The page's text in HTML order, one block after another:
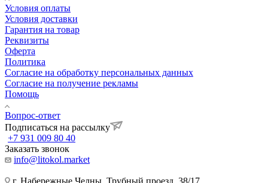
Условия оплаты
Условия доставки
Гарантия на товар
Реквизиты
Оферта
Политика
Согласие на обработку персональных данных
Согласие на получение рекламы
Помощь
Вопрос-ответ
Подписаться на рассылку
+7 931 009 80 40
Заказать звонок
info@litokol.market
г. Набережные Челны, Трубный проезд, 38/17